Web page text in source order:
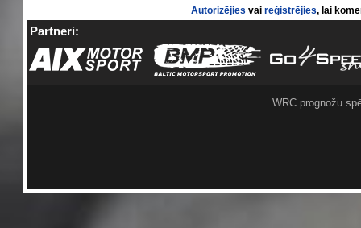
Autorizējies vaireģistrējies, lai
Partneri:
WRC prognožu